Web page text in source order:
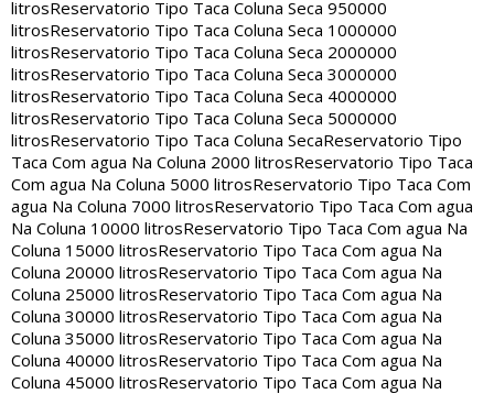
litrosReservatorio Tipo Taca Coluna Seca 950000
litrosReservatorio Tipo Taca Coluna Seca 1000000
litrosReservatorio Tipo Taca Coluna Seca 2000000
litrosReservatorio Tipo Taca Coluna Seca 3000000
litrosReservatorio Tipo Taca Coluna Seca 4000000
litrosReservatorio Tipo Taca Coluna Seca 5000000
litrosReservatorio Tipo Taca Coluna SecaReservatorio Tipo
Taca Com agua Na Coluna 2000 litrosReservatorio Tipo Taca
Com agua Na Coluna 5000 litrosReservatorio Tipo Taca Com
agua Na Coluna 7000 litrosReservatorio Tipo Taca Com agua
Na Coluna 10000 litrosReservatorio Tipo Taca Com agua Na
Coluna 15000 litrosReservatorio Tipo Taca Com agua Na
Coluna 20000 litrosReservatorio Tipo Taca Com agua Na
Coluna 25000 litrosReservatorio Tipo Taca Com agua Na
Coluna 30000 litrosReservatorio Tipo Taca Com agua Na
Coluna 35000 litrosReservatorio Tipo Taca Com agua Na
Coluna 40000 litrosReservatorio Tipo Taca Com agua Na
Coluna 45000 litrosReservatorio Tipo Taca Com agua Na